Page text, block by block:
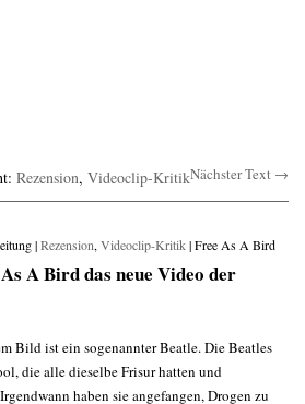
Rezension, Videoclip-KritikNächster Text →
|Rezension, Videoclip-Kritik| Free As A Bird
A Bird das neue Video der
Bild ist ein sogenannter Beatle. Die Beatles
die alle dieselbe Frisur hatten und
haben sie angefangen, Drogen zu